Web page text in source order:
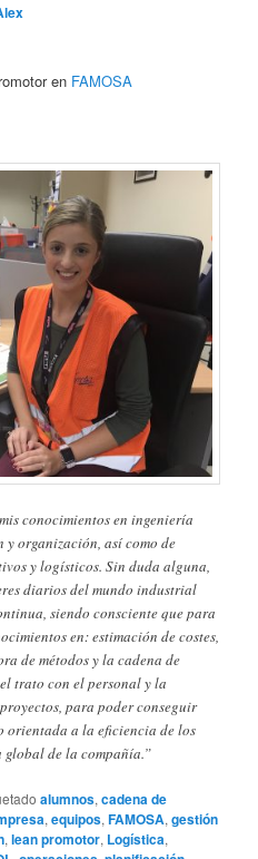
en FAMOSA
conocimientos en ingeniería
y organización, así como de
y logísticos. Sin duda alguna,
diarios del mundo industrial
siendo consciente que para
en: estimación de costes,
de métodos y la cadena de
trato con el personal y la
para poder conseguir
a la eficiencia de los
de la compañía.”
alumnos,cadena de
,equipos,FAMOSA,gestión
,lean promotor, Logística,